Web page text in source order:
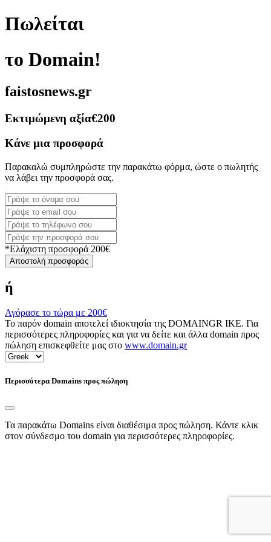
Πωλείται
το Domain!
faistosnews.gr
Εκτιμώμενη αξία€200
Κάνε μια προσφορά
Παρακαλώ συμπληρώστε την παρακάτω φόρμα, ώστε ο πωλητής
να λάβει την προσφορά σας.
*Ελάχιστη προσφορά 200€
Αποστολή προσφοράς
ή
Αγόρασε το τώρα με 200€
Το παρόν domain αποτελεί ιδιοκτησία της DOMAINGR ΙΚΕ. Για
περισσότερες πληροφορίες και για να δείτε και άλλα domain προς
πώληση επισκεφθείτε μας στο www.domain.gr
Περισσότερα Domains προς πώληση
Τα παρακάτω Domains είναι διαθέσιμα προς πώληση. Κάντε κλικ
στον σύνδεσμο του domain για περισσότερες πληροφορίες.